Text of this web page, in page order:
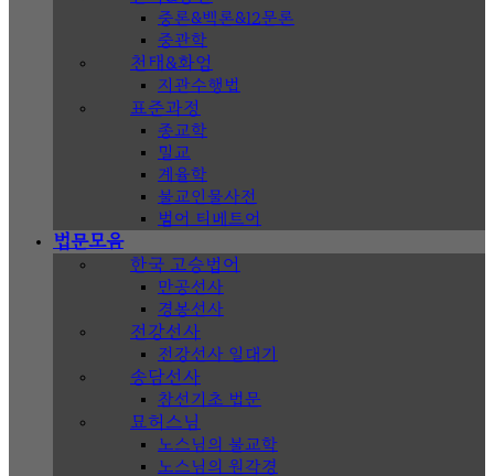
중론&백론&12문론
중관학
천태&화엄
지관수행법
표준과정
종교학
밀교
계율학
불교인물사전
범어 티베트어
법문모음
한국 고승법어
만공선사
경봉선사
전강선사
전강선사 일대기
송담선사
참선기초 법문
묘허스님
노스님의 불교학
노스님의 원각경